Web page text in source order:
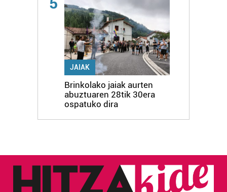
JAIAK
Brinkolako jaiak aurten
abuztuaren 28tik 30era
ospatuko dira